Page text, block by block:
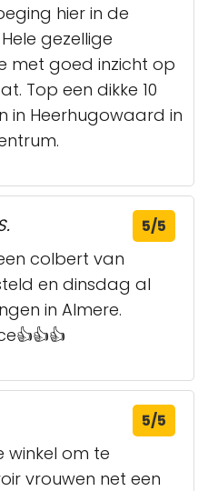
hier in de
gezellige
met goed inzicht op
Top een dikke 10
in Heerhugowaard in
5/5
colbert van
en dinsdag al
in Almere.
5/5
winkel om te
vrouwen net een